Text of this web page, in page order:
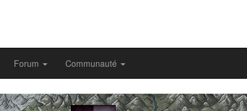
Forum Communauté
Previous